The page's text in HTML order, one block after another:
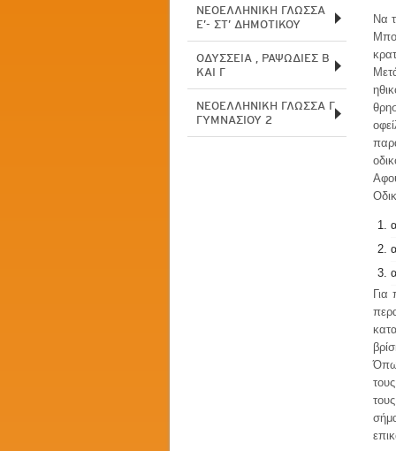
ΝΕΟΕΛΛΗΝΙΚΗ ΓΛΩΣΣΑ
Ε’- ΣΤ’ ΔΗΜΟΤΙΚΟΥ
ΟΔΥΣΣΕΙΑ , ΡΑΨΩΔΙΕΣ Β
ΚΑΙ Γ
ΝΕΟΕΛΛΗΝΙΚΗ ΓΛΩΣΣΑ Γ
ΓΥΜΝΑΣΙΟΥ 2
Να
Για